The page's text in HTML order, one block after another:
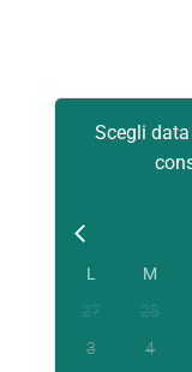
Scegli
L M
27
28
3
4